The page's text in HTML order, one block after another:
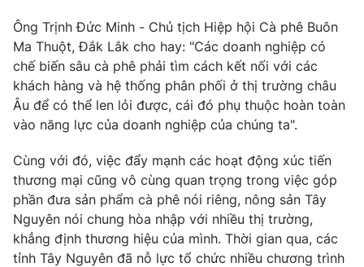
VTV9 VTV8
Liên hệ tòa soạn English
THỜI BÁO VTV
Theo dõi báo trên
Ông Trịnh Đức Minh - Chủ tịch Hiệp hội Cà phê Buôn
Ma Thuột, Đắk Lắk cho hay: "Các doanh nghiệp có
chế biến sâu cà phê phải tìm cách kết nối với các
khách hàng và hệ thống phân phối ở thị trường châu
Âu để có thể len lỏi được, cái đó phụ thuộc hoàn toàn
vào năng lực của doanh nghiệp của chúng ta".
Cùng với đó, việc đẩy mạnh các hoạt động xúc tiến
thương mại cũng vô cùng quan trọng trong việc góp
phần đưa sản phẩm cà phê nói riêng, nông sản Tây
Nguyên nói chung hòa nhập với nhiều thị trường,
khẳng định thương hiệu của mình. Thời gian qua, các
tỉnh Tây Nguyên đã nỗ lực tổ chức nhiều chương trình